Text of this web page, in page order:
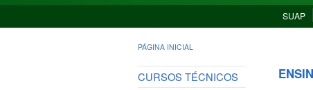
SUAP
PÁGINA INICIAL
CURSOS TÉCNICOS